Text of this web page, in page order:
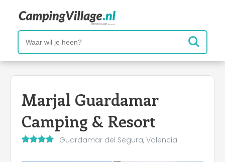
Marjal Guardamar
Camping & Resort
Guardamar del Segura, Valencia